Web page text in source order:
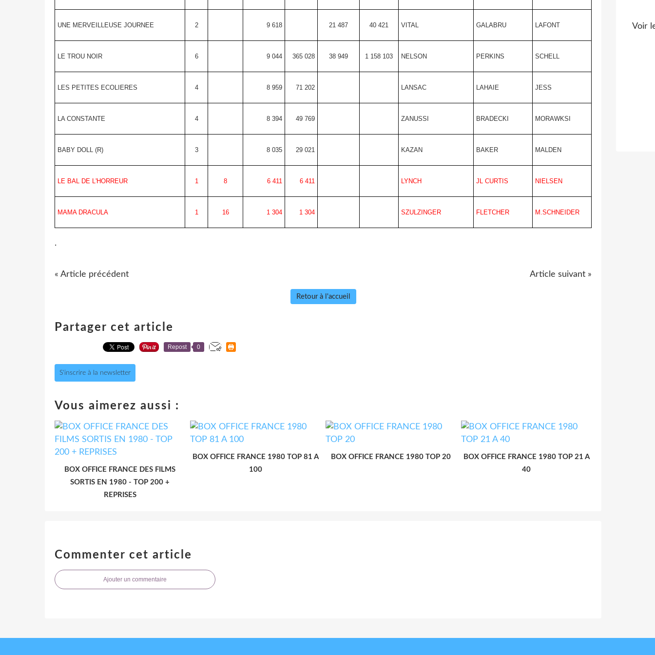
UNE MERVEILLEUSE JOURNEE 2 9 618 21 487 40 421 VITAL GALABRU LAFONT
LE TROU NOIR 6 9 044 365 028 38 949 1 158 103 NELSON PERKINS SCHELL
LES PETITES ECOLIERES 4 8 959 71 202 LANSAC LAHAIE JESS
LA CONSTANTE 4 8 394 49 769 ZANUSSI BRADECKI MORAWKSI
BABY DOLL (R) 3 8 035 29 021 KAZAN BAKER MALDEN
LE BAL DE L'HORREUR 1 8 6 411 6 411 LYNCH JL CURTIS NIELSEN
MAMA DRACULA 1 16 1 304 1 304 SZULZINGER FLETCHER M.SCHNEIDER
.
« Article précédent Article suivant »
Retour à l'accueil
Partager cet article
Repost 0
S'inscrire à la newsletter
Vous aimerez aussi :
BOX OFFICE FRANCE DES FILMS
SORTIS EN 1980 - TOP 200 +
REPRISES
BOX OFFICE FRANCE 1980 TOP 81 A
100
BOX OFFICE FRANCE 1980 TOP 20
BOX OFFICE FRANCE 1980 TOP 21 A
40
Commenter cet article
Ajouter un commentaire
Voir